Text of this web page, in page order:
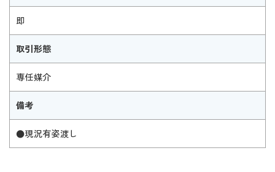
即
取引形態
専任媒介
備考
●現況有姿渡し